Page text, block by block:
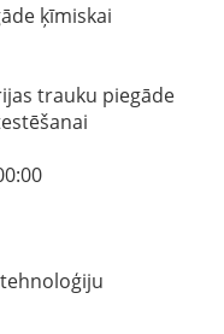
ķīmiskai
trauku piegāde